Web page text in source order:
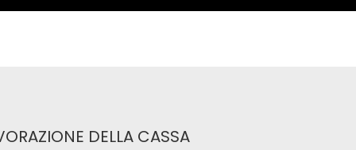
DELLA CASSA